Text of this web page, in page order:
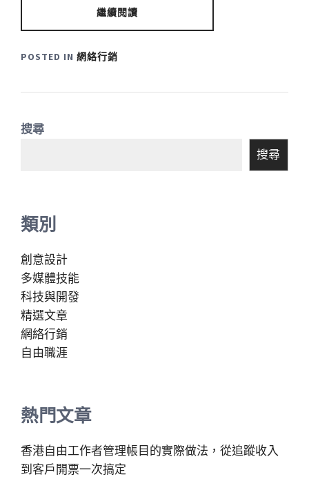
繼續閱讀
POSTED IN 網絡行銷
搜尋
搜尋
類別
創意設計
多媒體技能
科技與開發
精選文章
網絡行銷
自由職涯
熱門文章
香港自由工作者管理帳目的實際做法，從追蹤收入
到客戶開票一次搞定